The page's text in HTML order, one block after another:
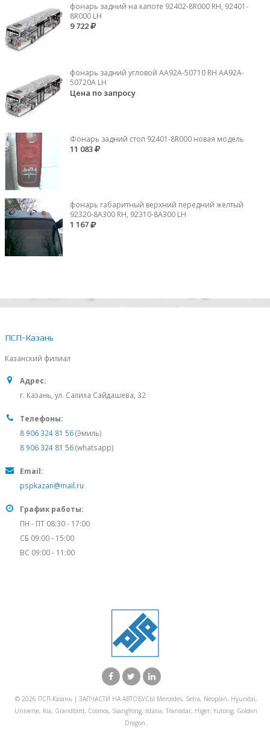
фонарь задний на капоте 92402-8R000 RH, 92401-
8R000 LH
9 722
фонарь задний угловой AA92A-50710 RH AA92A-
50720A LH
Цена по запросу
Фонарь задний стоп 92401-8R000 новая модель
11 083
фонарь габаритный верхний передний желтый
92320-8A300 RH, 92310-8А300 LH
1 167
ПСП-Казань
Казанский филиал
Адрес:
г. Казань, ул. Салиха Сайдашева, 32
Телефоны:
8 906 324 81 56(Эмиль)
8 906 324 81 56(whatsapp)
Email:
pspkazan@mail.ru
График работы:
ПН - ПТ 08:30 - 17:00
СБ 09:00 - 15:00
ВС 09:00 - 11:00
© 2026 ПСП-Казань | ЗАПЧАСТИ НА АВТОБУСЫ Mercedes, Setra, Neoplan, Hyundai,
Universe, Kia, Grandbird, Cosmos, SsangYong, Istana, Transstar, Higer, Yutong, Golden
Dragon.